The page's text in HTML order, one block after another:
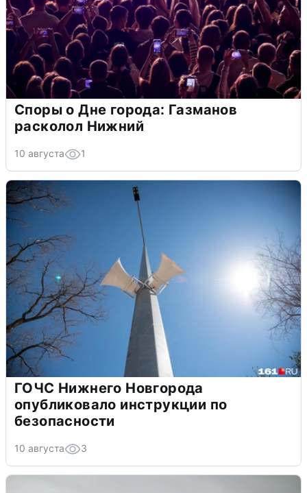
Споры о Дне города: Газманов
расколол Нижний
10 августа 1
ГОЧС Нижнего Новгорода
опубликовало инструкции по
безопасности
10 августа 3